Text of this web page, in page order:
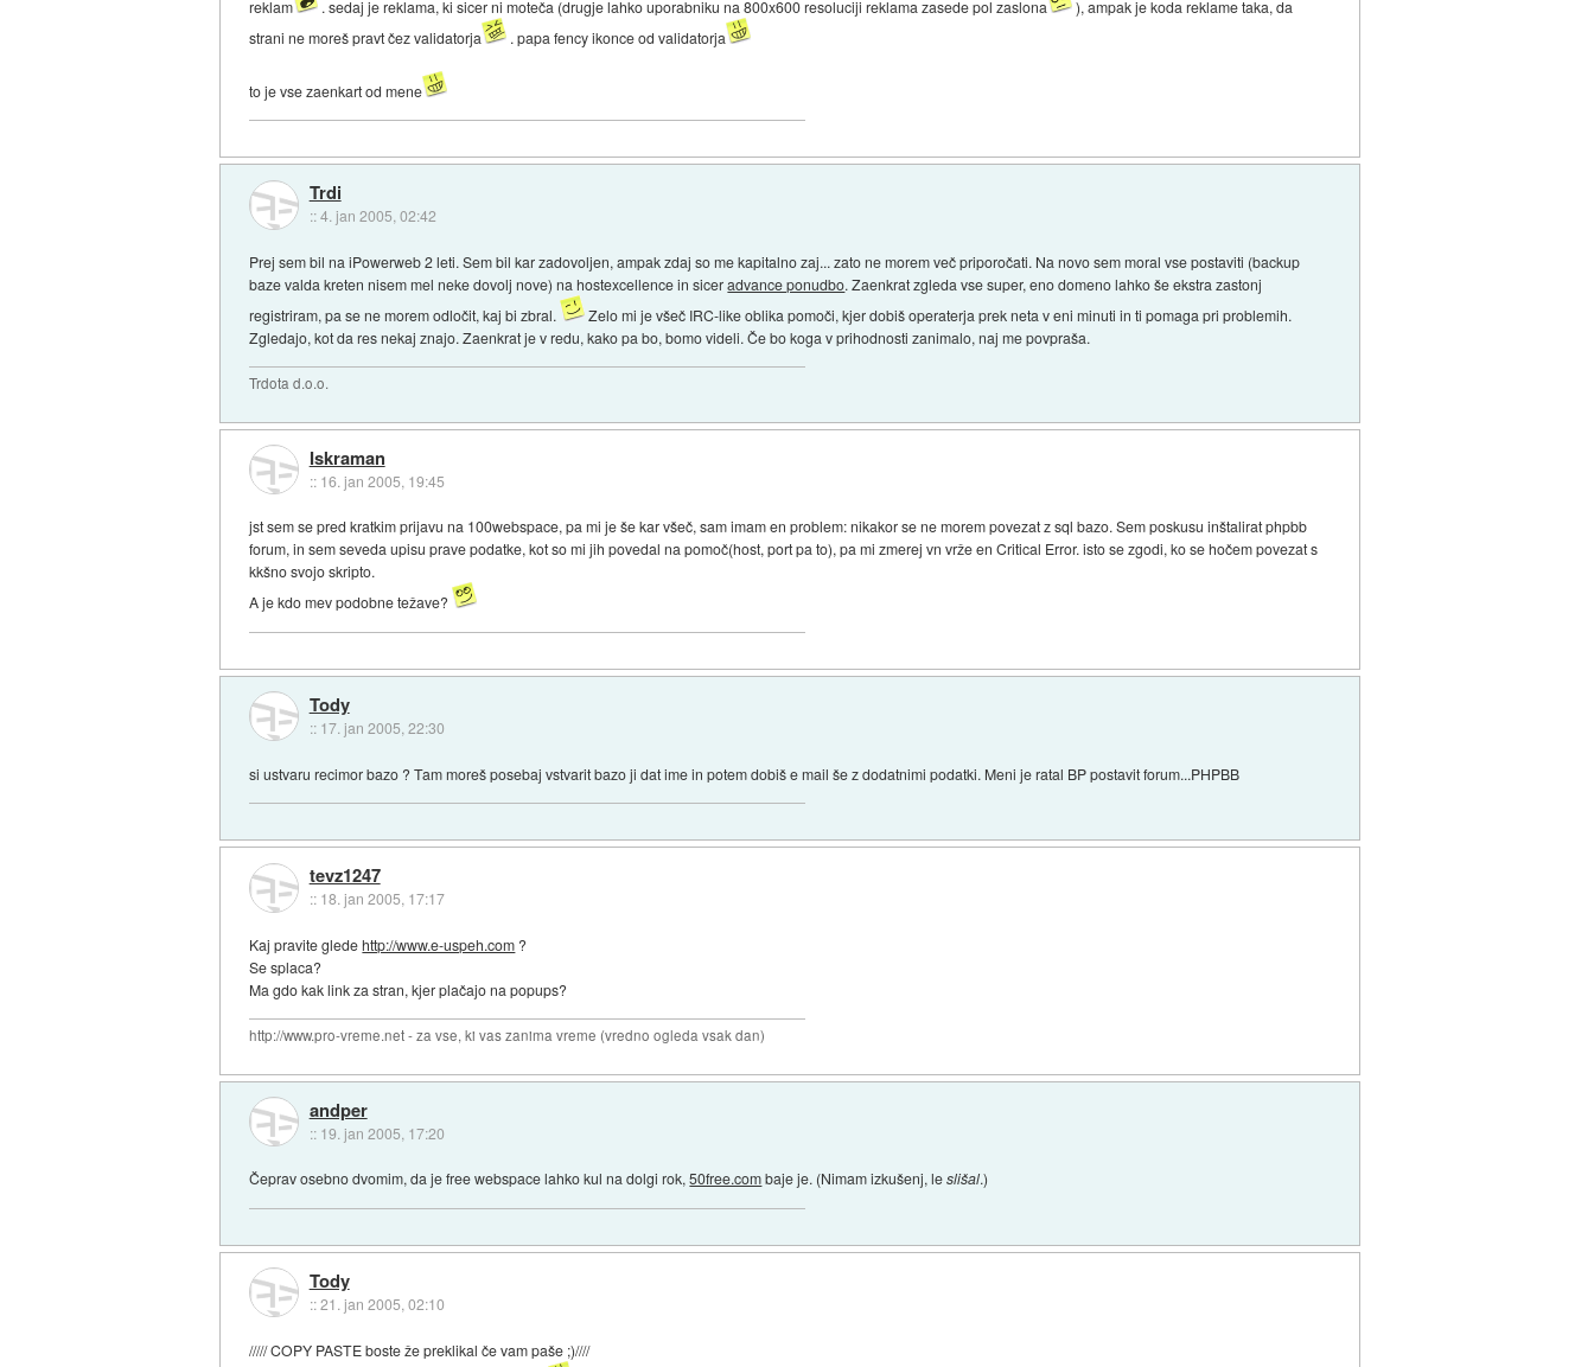
reklam
. sedaj je reklama, ki sicer ni moteča (drugje lahko uporabniku na 800x600 resoluciji reklama zasede pol zaslona
), ampak je koda reklame taka, da
strani ne moreš pravt čez validatorja
. papa fency ikonce od validatorja
to je vse zaenkart od mene
Trdi
::4. jan 2005, 02:42
Prej sem bil na iPowerweb 2 leti. Sem bil kar zadovoljen, ampak zdaj so me kapitalno zaj... zato ne morem več priporočati. Na novo sem moral vse postaviti (backup
baze valda kreten nisem mel neke dovolj nove) na hostexcellence in siceradvance ponudbo. Zaenkrat zgleda vse super, eno domeno lahko še ekstra zastonj
registriram, pa se ne morem odločit, kaj bi zbral.
Zelo mi je všeč IRC-like oblika pomoči, kjer dobiš operaterja prek neta v eni minuti in ti pomaga pri problemih.
Zgledajo, kot da res nekaj znajo. Zaenkrat je v redu, kako pa bo, bomo videli. Če bo koga v prihodnosti zanimalo, naj me povpraša.
Trdota d.o.o.
Iskraman
:: 16. jan 2005, 19:45
jst sem se pred kratkim prijavu na 100webspace, pa mi je še kar všeč, sam imam en problem: nikakor se ne morem povezat z sql bazo. Sem poskusu inštalirat phpbb
forum, in sem seveda upisu prave podatke, kot so mi jih povedal na pomoč(host, port pa to), pa mi zmerej vn vrže en Critical Error. isto se zgodi, ko se hočem povezat s
kkšno svojo skripto.
A je kdo mev podobne težave?
Tody
:: 17. jan 2005, 22:30
si ustvaru recimor bazo ? Tam moreš posebaj vstvarit bazo ji dat ime in potem dobiš e mail še z dodatnimi podatki. Meni je ratal BP postavit forum...PHPBB
tevz1247
:: 18. jan 2005, 17:17
Kaj pravite gledehttp://www.e-uspeh.com ?
Se splaca?
Ma gdo kak link za stran, kjer plačajo na popups?
http://www.pro-vreme.net - za vse, ki vas zanima vreme (vredno ogleda vsak dan)
andper
:: 19. jan 2005, 17:20
Čeprav osebno dvomim, da je free webspace lahko kul na dolgi rok,50free.combaje je. (Nimam izkušenj, leslišal.)
Tody
::21. jan 2005, 02:10
///// COPY PASTE boste že preklikal če vam paše ;)////